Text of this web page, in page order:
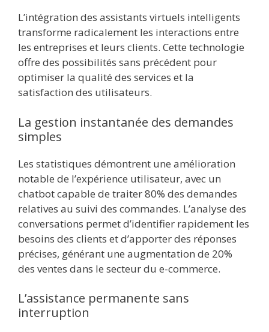
L’intégration des assistants virtuels intelligents
transforme radicalement les interactions entre
les entreprises et leurs clients. Cette technologie
offre des possibilités sans précédent pour
optimiser la qualité des services et la
satisfaction des utilisateurs.
La gestion instantanée des demandes
simples
Les statistiques démontrent une amélioration
notable de l’expérience utilisateur, avec un
chatbot capable de traiter 80% des demandes
relatives au suivi des commandes. L’analyse des
conversations permet d’identifier rapidement les
besoins des clients et d’apporter des réponses
précises, générant une augmentation de 20%
des ventes dans le secteur du e-commerce.
L’assistance permanente sans
interruption